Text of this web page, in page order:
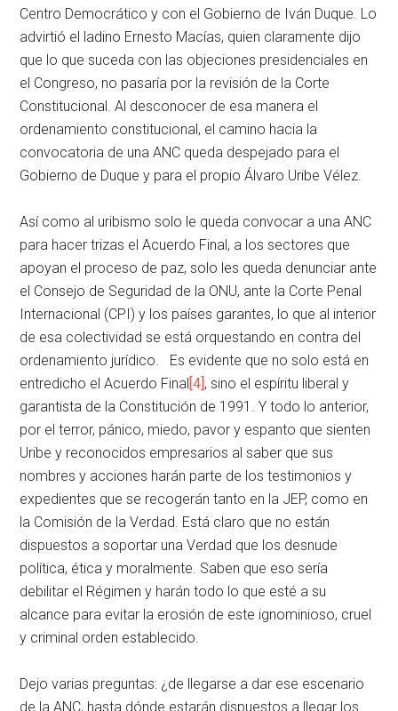
Centro Democrático y con el Gobierno de Iván Duque. Lo
advirtió el ladino Ernesto Macías, quien claramente dijo
que lo que suceda con las objeciones presidenciales en
el Congreso, no pasaría por la revisión de la Corte
Constitucional. Al desconocer de esa manera el
ordenamiento constitucional, el camino hacia la
convocatoria de una ANC queda despejado para el
Gobierno de Duque y para el propio Álvaro Uribe Vélez.
Así como al uribismo solo le queda convocar a una ANC
para hacer trizas el Acuerdo Final, a los sectores que
apoyan el proceso de paz, solo les queda denunciar ante
el Consejo de Seguridad de la ONU, ante la Corte Penal
Internacional (CPI) y los países garantes, lo que al interior
de esa colectividad se está orquestando en contra del
ordenamiento jurídico. Es evidente que no solo está en
entredicho el Acuerdo Final[4], sino el espíritu liberal y
garantista de la Constitución de 1991. Y todo lo anterior,
por el terror, pánico, miedo, pavor y espanto que sienten
Uribe y reconocidos empresarios al saber que sus
nombres y acciones harán parte de los testimonios y
expedientes que se recogerán tanto en la JEP, como en
la Comisión de la Verdad. Está claro que no están
dispuestos a soportar una Verdad que los desnude
política, ética y moralmente. Saben que eso sería
debilitar el Régimen y harán todo lo que esté a su
alcance para evitar la erosión de este ignominioso, cruel
y criminal orden establecido.
Dejo varias preguntas: ¿de llegarse a dar ese escenario
de la ANC, hasta dónde estarán dispuestos a llegar los